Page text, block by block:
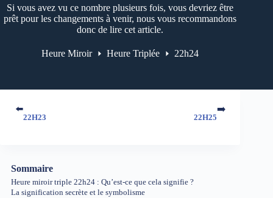
Si vous avez vu ce nombre plusieurs fois, vous devriez être
prêt pour les changements à venir, nous vous recommandons
donc de lire cet article.
Heure Miroir Heure Triplée 22h24
⬅️
22H23 22H25
➡️
Sommaire
Heure miroir triple 22h24 : Qu’est-ce que cela signifie ?
La signification secrète et le symbolisme